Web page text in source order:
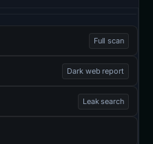
Full scan
Dark web report
Leak search